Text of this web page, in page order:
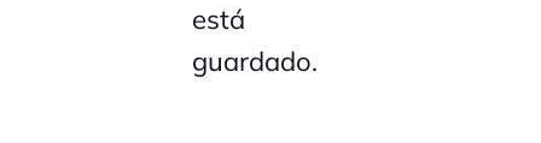
está
guardado.